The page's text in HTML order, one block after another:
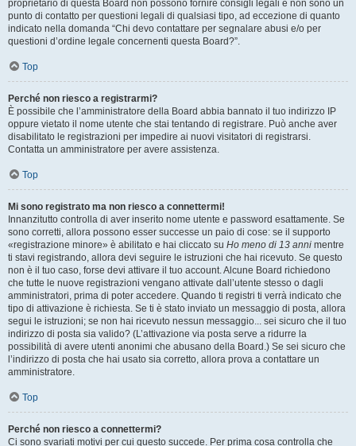
proprietario di questa Board non possono fornire consigli legali e non sono un
punto di contatto per questioni legali di qualsiasi tipo, ad eccezione di quanto
indicato nella domanda “Chi devo contattare per segnalare abusi e/o per
questioni d’ordine legale concernenti questa Board?”.
Top
Perché non riesco a registrarmi?
È possibile che l’amministratore della Board abbia bannato il tuo indirizzo IP
oppure vietato il nome utente che stai tentando di registrare. Può anche aver
disabilitato le registrazioni per impedire ai nuovi visitatori di registrarsi.
Contatta un amministratore per avere assistenza.
Top
Mi sono registrato ma non riesco a connettermi!
Innanzitutto controlla di aver inserito nome utente e password esattamente. Se
sono corretti, allora possono esser successe un paio di cose: se il supporto
«registrazione minore» è abilitato e hai cliccato su Ho meno di 13 anni mentre
ti stavi registrando, allora devi seguire le istruzioni che hai ricevuto. Se questo
non è il tuo caso, forse devi attivare il tuo account. Alcune Board richiedono
che tutte le nuove registrazioni vengano attivate dall’utente stesso o dagli
amministratori, prima di poter accedere. Quando ti registri ti verrà indicato che
tipo di attivazione è richiesta. Se ti è stato inviato un messaggio di posta, allora
segui le istruzioni; se non hai ricevuto nessun messaggio... sei sicuro che il tuo
indirizzo di posta sia valido? (L’attivazione via posta serve a ridurre la
possibilità di avere utenti anonimi che abusano della Board.) Se sei sicuro che
l’indirizzo di posta che hai usato sia corretto, allora prova a contattare un
amministratore.
Top
Perché non riesco a connettermi?
Ci sono svariati motivi per cui questo succede. Per prima cosa controlla che